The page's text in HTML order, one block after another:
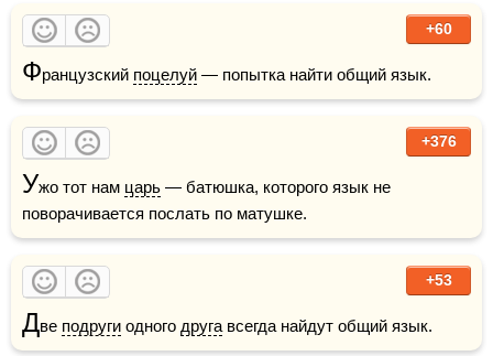
+60
Французский поцелуй — попытка найти общий язык.
+376
Ужо тот нам царь — батюшка, которого язык не
поворачивается послать по матушке.
+53
Две подруги одного друга всегда найдут общий язык.